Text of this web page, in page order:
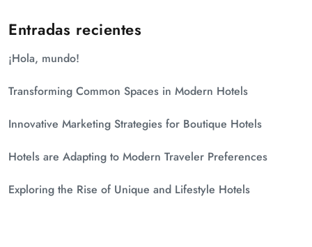
Entradas recientes
¡Hola, mundo!
Transforming Common Spaces in Modern Hotels
Innovative Marketing Strategies for Boutique Hotels
Hotels are Adapting to Modern Traveler Preferences
Exploring the Rise of Unique and Lifestyle Hotels